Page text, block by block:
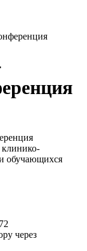
обучающихся
через